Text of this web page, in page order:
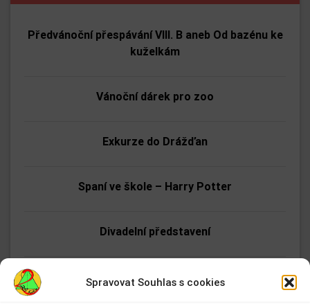
Spravovat Souhlas s cookies
Předvánoční přespávání VIII. B aneb Od bazénu ke
kuželkám
Vánoční dárek pro zoo
Exkurze do Drážďan
Spaní ve škole – Harry Potter
Divadelní představení
Vánoční koncerty Dvojky